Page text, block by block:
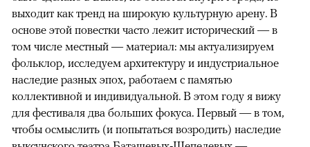
выходит как тренд на широкую культурную арену. В
основе этой повестки часто лежит исторический — в
том числе местный — материал: мы актуализируем
фольклор, исследуем архитектуру и индустриальное
наследие разных эпох, работаем с памятью
коллективной и индивидуальной. В этом году я вижу
для фестиваля два больших фокуса. Первый — в том,
чтобы осмыслить (и попытаться возродить) наследие